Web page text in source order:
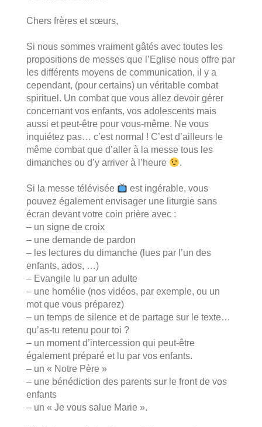
Chers frères et sœurs,
Si nous sommes vraiment gâtés avec toutes les
propositions de messes que l’Eglise nous offre par
les différents moyens de communication, il y a
cependant, (pour certains) un véritable combat
spirituel. Un combat que vous allez devoir gérer
concernant vos enfants, vos adolescents mais
aussi et peut-être pour vous-même. Ne vous
inquiétez pas… c’est normal ! C’est d’ailleurs le
même combat que d’aller à la messe tous les
dimanches ou d’y arriver à l’heure
.
Si la messe télévisée
est ingérable, vous
pouvez également envisager une liturgie sans
écran devant votre coin prière avec :
– un signe de croix
– une demande de pardon
– les lectures du dimanche (lues par l’un des
enfants, ados, …)
– Evangile lu par un adulte
– une homélie (nos vidéos, par exemple, ou un
mot que vous préparez)
– un temps de silence et de partage sur le texte…
qu’as-tu retenu pour toi ?
– un moment d’intercession qui peut-être
également préparé et lu par vos enfants.
– un « Notre Père »
– une bénédiction des parents sur le front de vos
enfants
– un « Je vous salue Marie ».